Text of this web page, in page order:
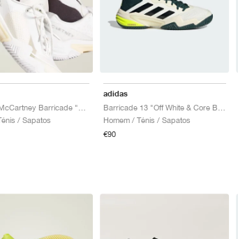
/ Sapatos
adidas
Homem / Ténis / Sapatos
€90